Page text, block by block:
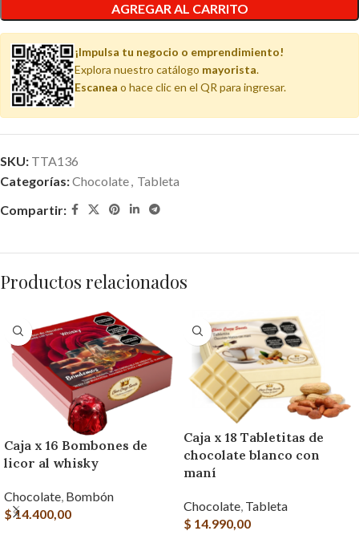
AGREGAR AL CARRITO
¡Impulsa tu negocio o emprendimiento!
Explora nuestro catálogo mayorista.
Escanea o hace clic en el QR para ingresar.
SKU: TTA136
Categorías:Chocolate, Tableta
Compartir:
Productos relacionados
Caja x 16 Bombones de
licor al whisky
Chocolate, Bombón
$14.400,00
Caja x 18 Tabletitas de
chocolate blanco con
maní
Chocolate Tableta
$ 14.990,00